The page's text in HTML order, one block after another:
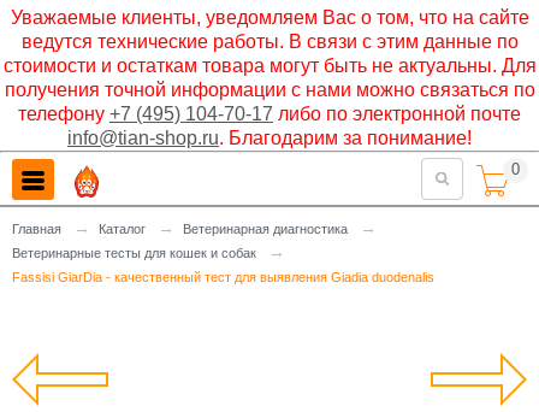
Уважаемые клиенты, уведомляем Вас о том, что на сайте
ведутся технические работы. В связи с этим данные по
стоимости и остаткам товара могут быть не актуальны. Для
получения точной информации с нами можно связаться по
телефону +7 (495) 104-70-17 либо по электронной почте
info@tian-shop.ru. Благодарим за понимание!
 0
Главная → Каталог → Ветеринарная диагностика →
Ветеринарные тесты для кошек и собак →
Fassisi GiarDia - качественный тест для выявления Giadia duodenalis